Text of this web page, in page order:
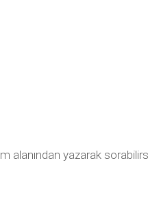
alanından yazarak